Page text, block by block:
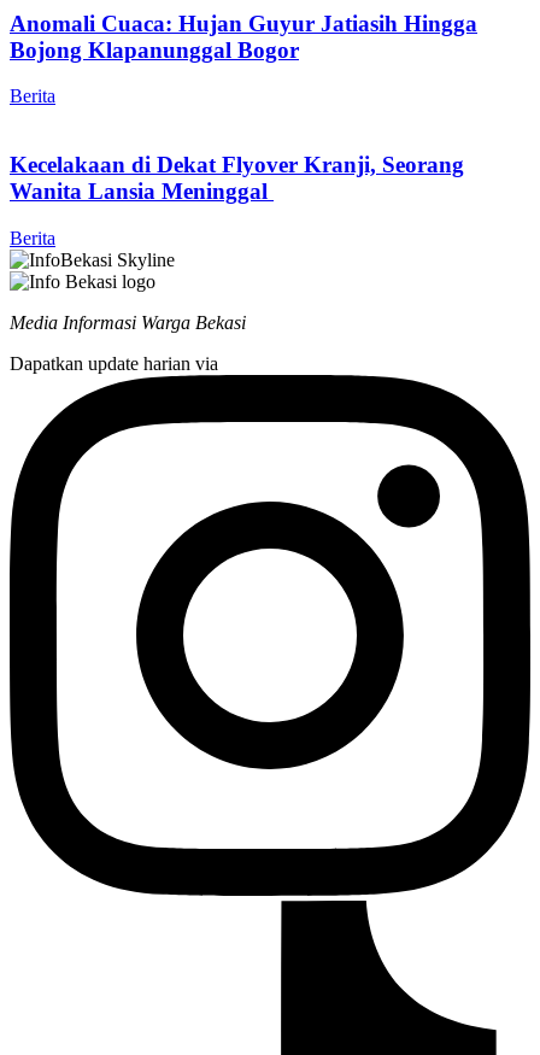
Anomali Cuaca: Hujan Guyur Jatiasih Hingga
Bojong Klapanunggal Bogor
Berita
Kecelakaan di Dekat Flyover Kranji, Seorang
Wanita Lansia Meninggal
Berita
Media Informasi Warga Bekasi
Dapatkan update harian via